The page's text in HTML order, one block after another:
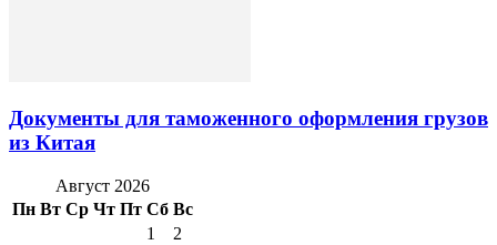
Документы для таможенного оформления грузов
из Китая
Август 2026
Пн Вт Ср Чт Пт Сб Вс
1
2